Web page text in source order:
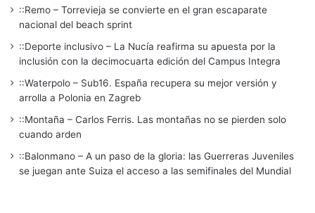
::Remo – Torrevieja se convierte en el gran escaparate
nacional del beach sprint
::Deporte inclusivo – La Nucía reafirma su apuesta por la
inclusión con la decimocuarta edición del Campus Integra
::Waterpolo – Sub16. España recupera su mejor versión y
arrolla a Polonia en Zagreb
::Montaña – Carlos Ferris. Las montañas no se pierden solo
cuando arden
::Balonmano – A un paso de la gloria: las Guerreras Juveniles
se juegan ante Suiza el acceso a las semifinales del Mundial